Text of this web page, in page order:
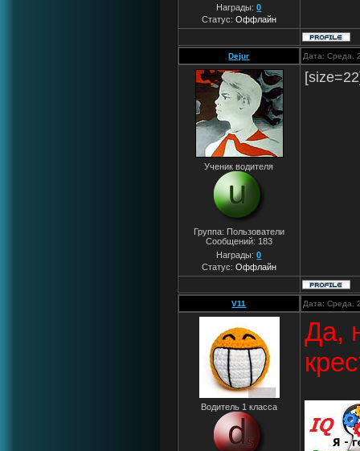
Награды:0
Статус: Оффлайн
Dejur Дата: Среда,
Ученик водителя
Группа: Пользователи
Сообщений: 183
Награды:0
Статус: Оффлайн
V11 Дата: Среда,
Водитель 1 класса
Да,